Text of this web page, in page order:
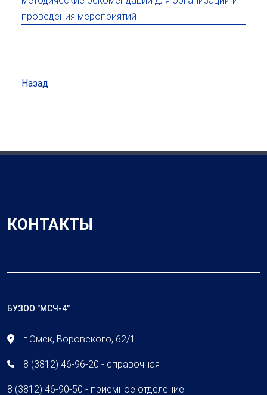
проведения мероприятий
Назад
КОНТАКТЫ
БУЗОО "МСЧ-4"
г.Омск, Воровского, 62/1
8 (3812) 46-96-20 - справочная
8 (3812) 46-90-50 - приемное отделение